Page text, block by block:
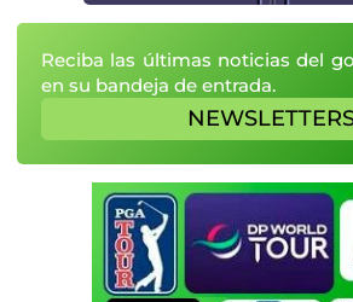
Reciba las últimas noticias del
en su bandeja de entrada.